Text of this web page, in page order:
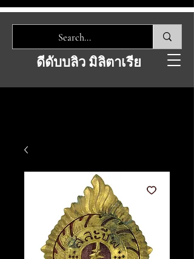
ดีดับบลิว มิลิตาเรีย